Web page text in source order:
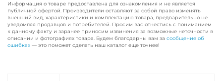
Информация о товаре предоставлена для ознакомления и не является
публичной офертой. Производители оставляют за собой право изменять
внешний вид, характеристики и комплектацию товара, предварительно не
уведомляя продавцов и потребителей. Просим вас отнестись с пониманием
к данному факту и заранее приносим извинения за возможные неточности в
описании и фотографиях товара. Будем благодарны вам за сообщение об
ошибках — это поможет сделать наш каталог еще точнее!